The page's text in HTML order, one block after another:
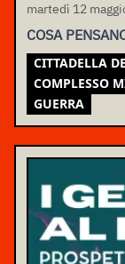
martedì 12
COSA
CITTADELLA
COMPLESSO
GUERRA